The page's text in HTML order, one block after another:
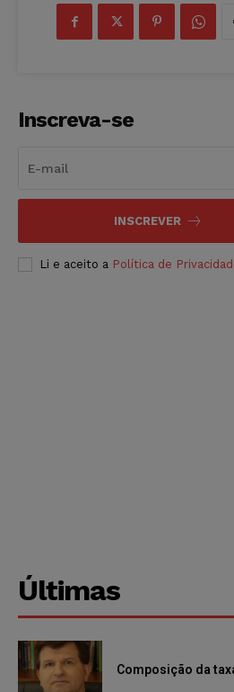
Inscreva-se
INSCREVER
Li e aceito a Política de
Últimas
Composição da